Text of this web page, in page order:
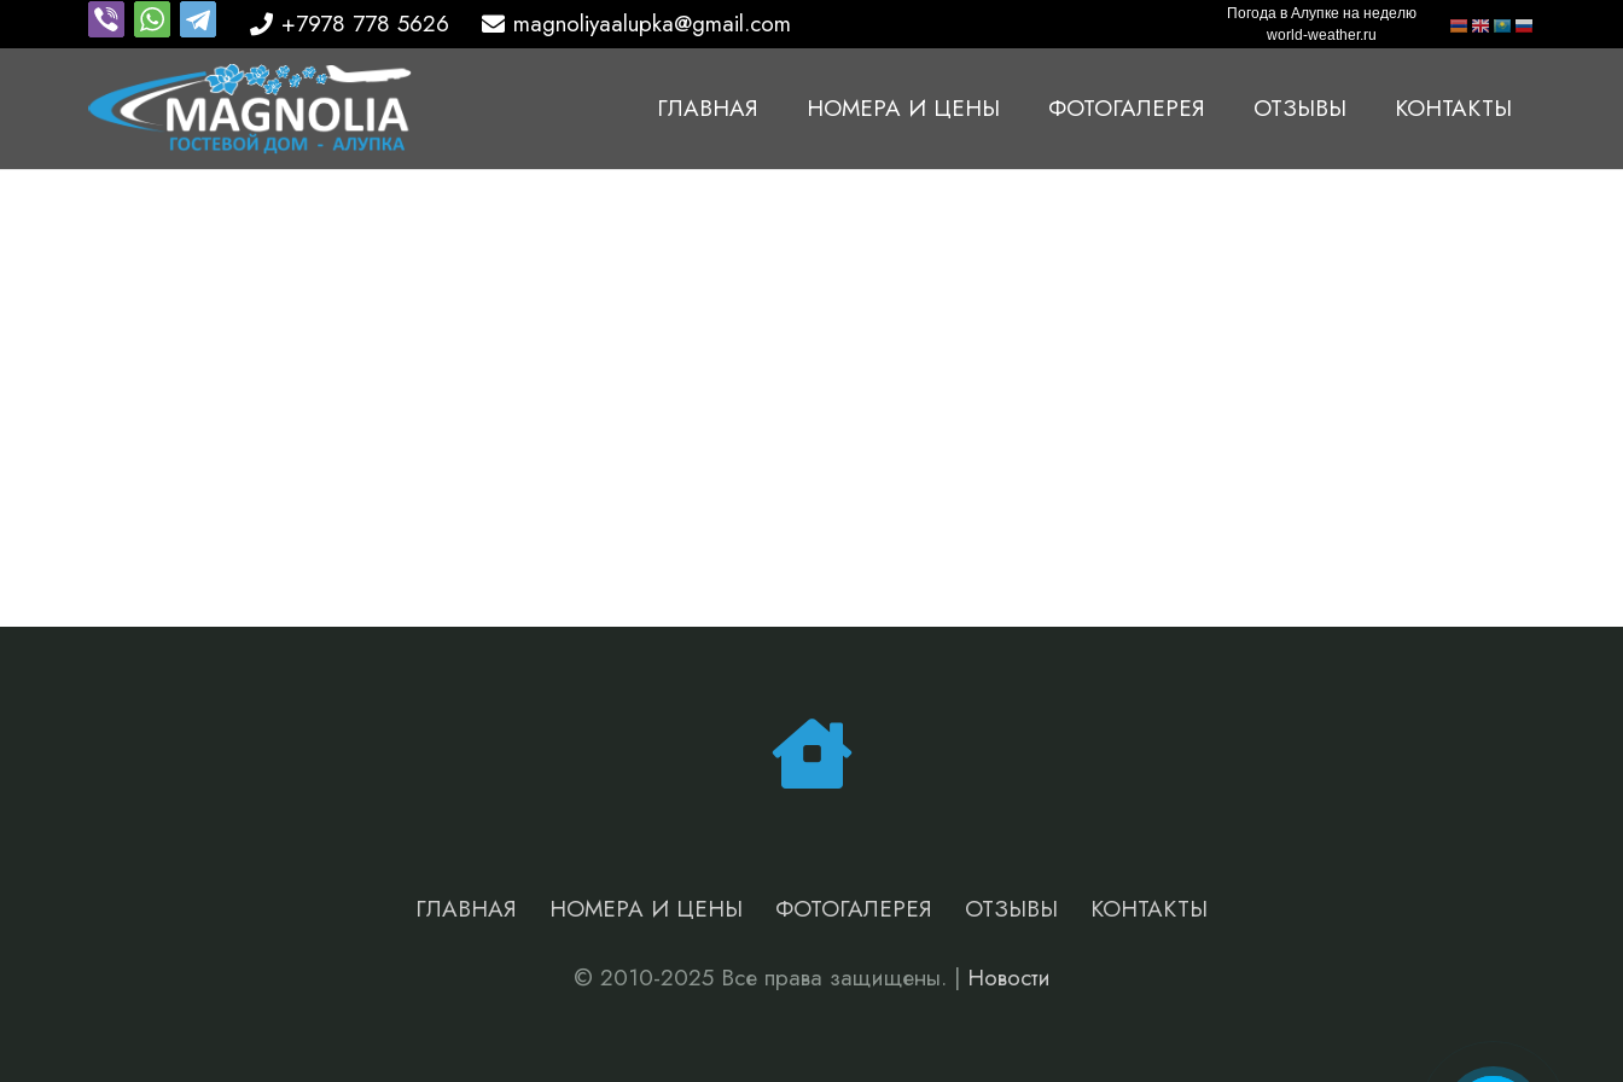
+7978 778 5626 magnoliyaalupka@gmail.com
Погода в Алупке на неделю
world-weather.ru
ГЛАВНАЯ НОМЕРА И ЦЕНЫ ФОТОГАЛЕРЕЯ ОТЗЫВЫ КОНТАКТЫ
ГЛАВНАЯ НОМЕРА И ЦЕНЫ ФОТОГАЛЕРЕЯ ОТЗЫВЫ КОНТАКТЫ
© 2010-2025 Все права защищены. | Новости